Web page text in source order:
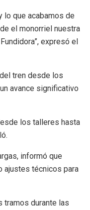
lo que acabamos de
el monorriel nuestra
expresó el
tren desde los
avance significativo
los talleres hasta
informó que
ajustes técnicos para
tramos durante las